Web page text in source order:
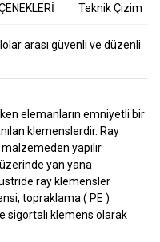
Teknik Çizim
arası güvenli ve düzenli
elemanların emniyetli bir
klemenslerdir. Ray
yapılır.
yan yana
ray klemensler
topraklama ( PE )
sigortalı klemens olarak